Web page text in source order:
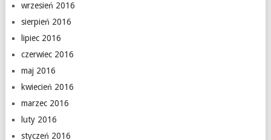
wrzesień 2016
sierpień 2016
lipiec 2016
czerwiec 2016
maj 2016
kwiecień 2016
marzec 2016
luty 2016
styczeń 2016